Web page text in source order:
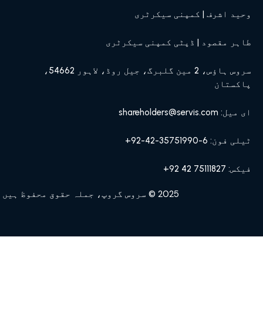
وحید اشرف | کمپنی سیکرٹری
طاہر مقصود | ڈپٹی کمپنی سیکرٹری
سروس ہاؤس، 2 مین گلبرگ، جیل روڈ، لاہور 54662،
پاکستان
ای میل: shareholders@servis.com
ٹیلی فون: 6-35751990-42-92+
فیکس: 75111827 42 92+
2025 © سروس گروپ، جملہ حقوق محفوظ ہیں